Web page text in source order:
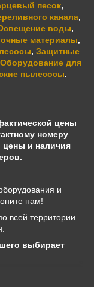
песок,
канала,
воды,
материалы,
, Защитные
Оборудование для
пылесосы.
цены
номеру
цены и наличия
и
нам!
всей территории
выбирает